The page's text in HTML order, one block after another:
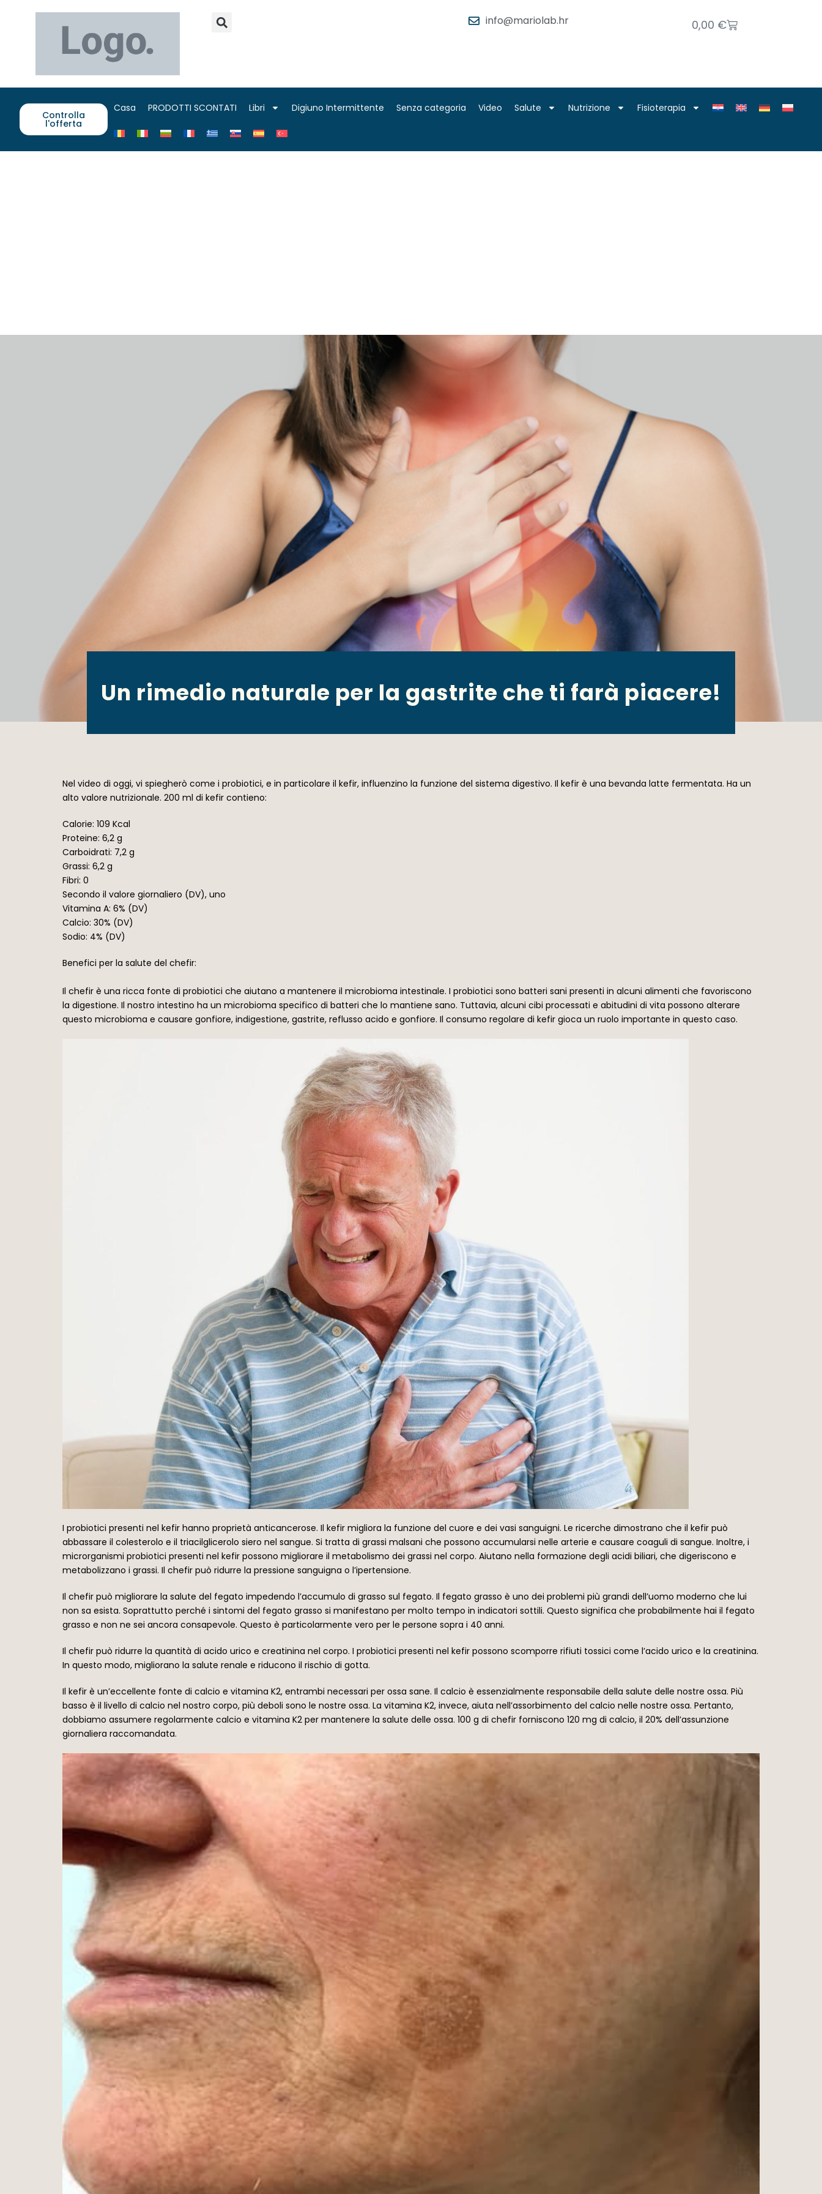
info@mariolab.hr 0,00 €
Controlla
l'offerta
Casa PRODOTTI SCONTATI Libri Digiuno Intermittente Senza categoria Video Salute Nutrizione Fisioterapia
Un rimedio naturale per la gastrite che ti farà piacere!
Nel video di oggi, vi spiegherò come i probiotici, e in particolare il kefir, influenzino la funzione del sistema digestivo. Il kefir è una bevanda latte fermentata. Ha un
alto valore nutrizionale. 200 ml di kefir contieno:
Calorie: 109 Kcal
Proteine: 6,2 g
Carboidrati: 7,2 g
Grassi: 6,2 g
Fibri: 0
Secondo il valore giornaliero (DV), uno
Vitamina A: 6% (DV)
Calcio: 30% (DV)
Sodio: 4% (DV)
Benefici per la salute del chefir:
Il chefir è una ricca fonte di probiotici che aiutano a mantenere il microbioma intestinale. I probiotici sono batteri sani presenti in alcuni alimenti che favoriscono
la digestione. Il nostro intestino ha un microbioma specifico di batteri che lo mantiene sano. Tuttavia, alcuni cibi processati e abitudini di vita possono alterare
questo microbioma e causare gonfiore, indigestione, gastrite, reflusso acido e gonfiore. Il consumo regolare di kefir gioca un ruolo importante in questo caso.
I probiotici presenti nel kefir hanno proprietà anticancerose. Il kefir migliora la funzione del cuore e dei vasi sanguigni. Le ricerche dimostrano che il kefir può
abbassare il colesterolo e il triacilglicerolo siero nel sangue. Si tratta di grassi malsani che possono accumularsi nelle arterie e causare coaguli di sangue. Inoltre, i
microrganismi probiotici presenti nel kefir possono migliorare il metabolismo dei grassi nel corpo. Aiutano nella formazione degli acidi biliari, che digeriscono e
metabolizzano i grassi. Il chefir può ridurre la pressione sanguigna o l’ipertensione.
Il chefir può migliorare la salute del fegato impedendo l’accumulo di grasso sul fegato. Il fegato grasso è uno dei problemi più grandi dell’uomo moderno che lui
non sa esista. Soprattutto perché i sintomi del fegato grasso si manifestano per molto tempo in indicatori sottili. Questo significa che probabilmente hai il fegato
grasso e non ne sei ancora consapevole. Questo è particolarmente vero per le persone sopra i 40 anni.
Il chefir può ridurre la quantità di acido urico e creatinina nel corpo. I probiotici presenti nel kefir possono scomporre rifiuti tossici come l’acido urico e la creatinina.
In questo modo, migliorano la salute renale e riducono il rischio di gotta.
Il kefir è un’eccellente fonte di calcio e vitamina K2, entrambi necessari per ossa sane. Il calcio è essenzialmente responsabile della salute delle nostre ossa. Più
basso è il livello di calcio nel nostro corpo, più deboli sono le nostre ossa. La vitamina K2, invece, aiuta nell’assorbimento del calcio nelle nostre ossa. Pertanto,
dobbiamo assumere regolarmente calcio e vitamina K2 per mantenere la salute delle ossa. 100 g di chefir forniscono 120 mg di calcio, il 20% dell’assunzione
giornaliera raccomandata.